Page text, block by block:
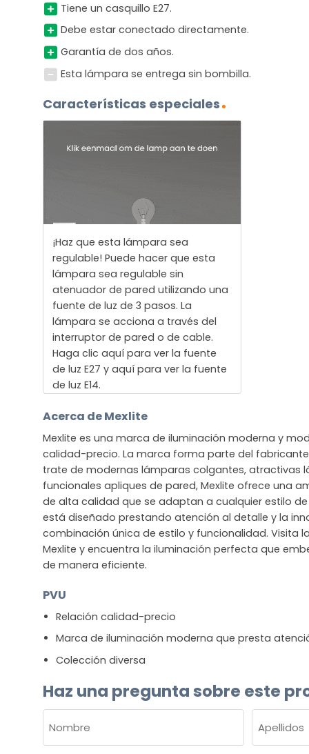
Tiene un casquillo E27.
Debe estar conectado directamente.
Garantía de dos años.
Esta lámpara se entrega sin bombilla.
Características especiales
¡Haz que esta lámpara sea
regulable! Puede hacer que esta
lámpara sea regulable sin
atenuador de pared utilizando una
fuente de luz de 3 pasos. La
lámpara se acciona a través del
interruptor de pared o de cable.
Haga clic aquí para ver la fuente
de luz E27 y aquí para ver la fuente
de luz E14.
Acerca de Mexlite
Mexlite es una marca de iluminación moderna y
calidad-precio. La marca forma parte del fabricante
trate de modernas lámparas colgantes, atractivas
funcionales apliques de pared, Mexlite ofrece una
de alta calidad que se adaptan a cualquier estilo
está diseñado prestando atención al detalle y la
combinación única de estilo y funcionalidad. Visita
Mexlite y encuentra la iluminación perfecta que
de manera eficiente.
PVU
Relación calidad-precio
Marca de iluminación moderna que presta
Colección diversa
Haz una pregunta sobre este
(OBLIGATORIO)